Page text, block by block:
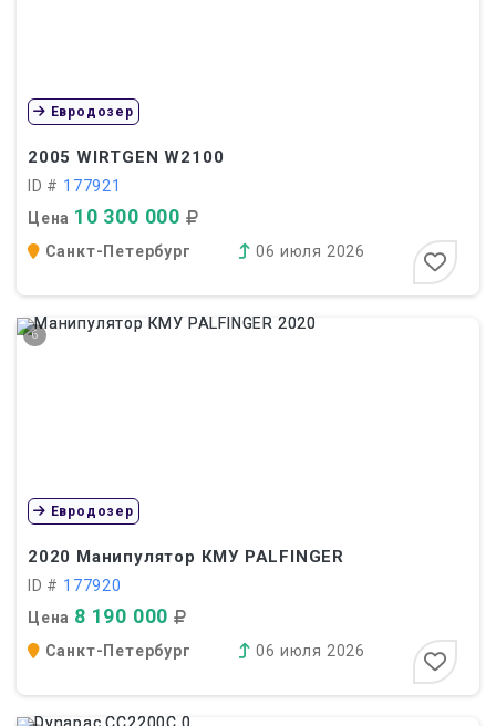
2005 WIRTGEN W2100
ID # 177921
Цена 10 300 000
Евродозер
Санкт-Петербург 06 июля 2026
6
2020 Манипулятор КМУ PALFINGER
ID # 177920
Цена 8 190 000
Евродозер
Санкт-Петербург 06 июля 2026